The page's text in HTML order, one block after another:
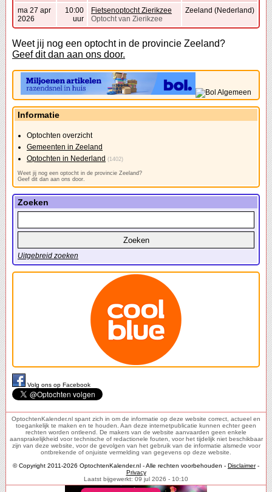
ma 27 apr
2026
10:00
uur
Fietsenoptocht Zierikzee
Optocht van Zierikzee
Zeeland (Nederland)
Weet jij nog een optocht in de provincie Zeeland?
Geef dit dan aan ons door.
Informatie
Optochten overzicht
Gemeenten in Zeeland
Optochten in Nederland (1402)
Weet jij nog een optocht in de provincie Zeeland?
Geef dit dan aan ons door.
Zoeken
Uitgebreid zoeken
Volg ons op Facebook
OptochtenKalender.nl spant zich in om de informatie op deze website correct, actueel en
toegankelijk te maken en te houden. Aan deze internetpublicatie kunnen echter geen
rechten worden ontleend. De makers van de website aanvaarden geen enkele
aansprakelijkheid voor technische of redactionele fouten, voor het tijdelijk niet beschikbaar
zijn van deze website, voor de gevolgen van het gebruik van de informatie alsmede voor
ontbrekende of onjuiste vermelding van gegevens op deze website.
© Copyright 2011-2026 OptochtenKalender.nl - Alle rechten voorbehouden - Disclaimer-
Privacy
Laatst bijgewerkt: 09 jul 2026 - 10:10